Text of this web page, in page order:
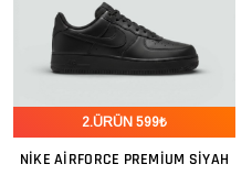
2.ÜRÜN 599₺
NIKE AIRFORCE PREMIUM SIYAH